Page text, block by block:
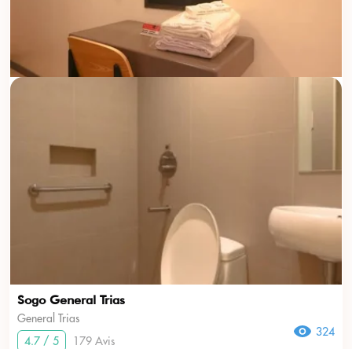
Sogo General Trias
General Trias
4.7 / 5
179 Avis
324